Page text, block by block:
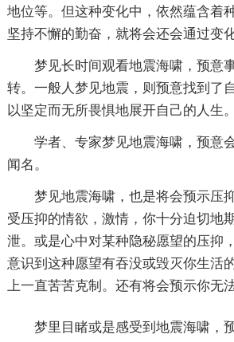
地位等。但这种变化中，依然蕴含着
坚持不懈的勤奋，就将会还会通过变
梦见长时间观看地震海啸，预意
转。一般人梦见地震，则预意找到了
以坚定而无所畏惧地展开自己的人生。
学者、专家梦见地震海啸，预意
闻名。
梦见地震海啸，也是将会预示压
受压抑的情欲，激情，你十分迫切地
泄。或是心中对某种隐秘愿望的压抑
意识到这种愿望有吞没或毁灭你生活
上一直苦苦克制。还有将会预示你无
梦里目睹或是感受到地震海啸，